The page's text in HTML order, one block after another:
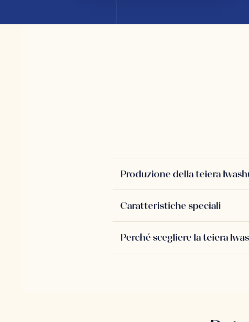
Produzione della teiera
Caratteristiche speciali
Perché scegliere la teiera